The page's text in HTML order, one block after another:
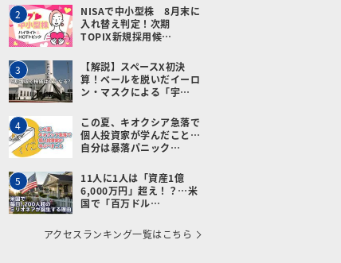
2
NISAで中小型株 8月末に
入れ替え判定！次期
TOPIX新規採用候…
3
【解説】スペースX初決
算！ベールを脱いだイーロ
ン・マスクによる「宇…
4
この夏、キオクシア急落で
個人投資家が学んだこと…
自分は暴落パニック…
5
11人に1人は「資産1億
6,000万円」超え！？…米
国で「百万ドル…
アクセスランキング一覧はこちら